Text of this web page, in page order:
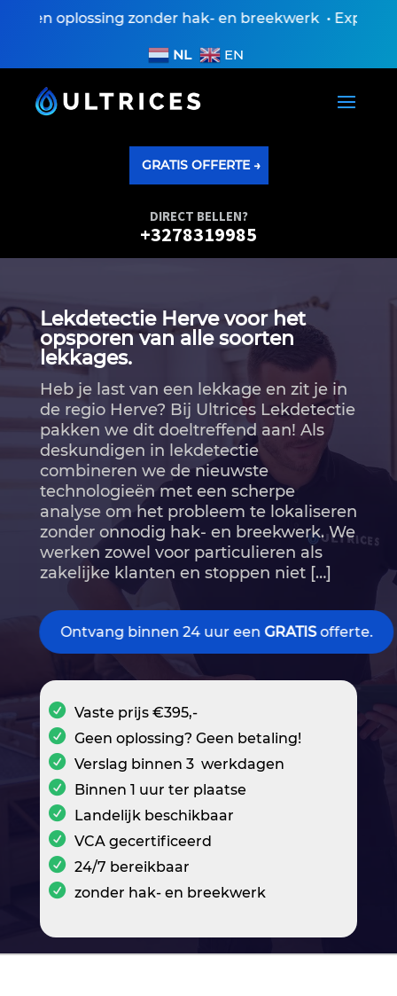
oplossing zonder hak- en breekwerk •
NL EN
GRATIS OFFERTE →
DIRECT BELLEN?
+3278319985
Lekdetectie Herve voor het
opsporen van alle soorten
lekkages.
Heb je last van een lekkage en zit je in
de regio Herve? Bij Ultrices Lekdetectie
pakken we dit doeltreffend aan! Als
deskundigen in lekdetectie
combineren we de nieuwste
technologieën met een scherpe
analyse om het probleem te lokaliseren
zonder onnodig hak- en breekwerk.​ We
werken zowel voor particulieren als
zakelijke klanten en stoppen niet […]
Ontvang binnen 24 uur een GRATISofferte.
Vaste prijs €395,-
Geen oplossing? Geen betaling!
Verslag binnen 3 werkdagen
Binnen 1 uur ter plaatse
Landelijk beschikbaar
VCA gecertificeerd
24/7 bereikbaar
zonder hak- en breekwerk